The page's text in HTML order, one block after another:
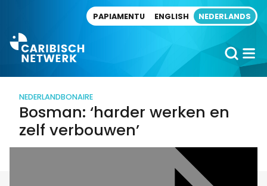
PAPIAMENTU ENGLISH NEDERLANDS
NEDERLANDBONAIRE
Bosman: ‘harder werken en
zelf verbouwen’